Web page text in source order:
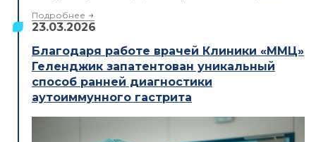
Подробнее
23.03.2026
Благодаря работе врачей Клиники «ММЦ»
Геленджик запатентован уникальный
способ ранней диагностики
аутоиммунного гастрита